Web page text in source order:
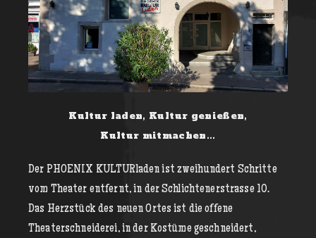
Kultur laden, Kultur genießen,
Kultur mitmachen...
Der PHOENIX KULTURladen ist zweihundert Schritte
vom Theater entfernt, in der Schlichtenerstrasse 10.
Das Herzstück des neuen Ortes ist die offene
Theaterschneiderei, in der Kostüme geschneidert,